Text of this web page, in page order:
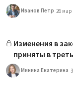
Иванов Петр 26 мар
Изменения в
приняты в
Минина Екатерина